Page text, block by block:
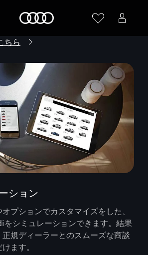
ちら
ション
プションでカスタマイズをした、
をシミュレーションできます。結果
規ディーラーとのスムーズな商談
ます。